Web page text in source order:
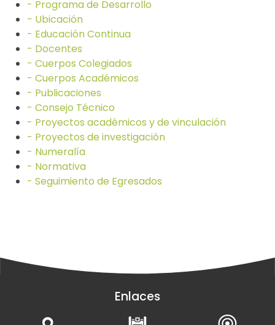
- Programa de Desarrollo
- Ubicación
- Educación Continua
- Docentes
- Cuerpos Colegiados
- Cuerpos Académicos
- Publicaciones
- Consejo Técnico
- Proyectos académicos y de vinculación
- Proyectos de investigación
- Numeralía
- Normativa
- Seguimiento de Egresados
Enlaces